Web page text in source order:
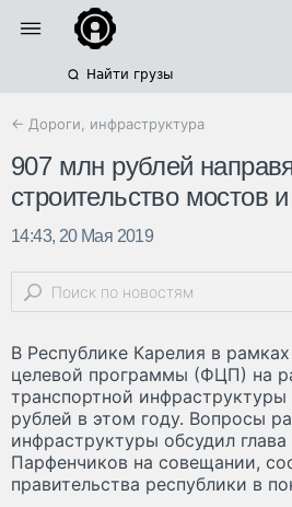
Найти грузы
← Дороги, инфраструктура
907 млн рублей
строительство мостов
14:43, 20 Мая 2019
В Республике Карелия в
целевой программы (ФЦП) на
транспортной
рублей в этом году. Вопросы
инфраструктуры обсудил
Парфенчиков на совещании,
правительства республики в